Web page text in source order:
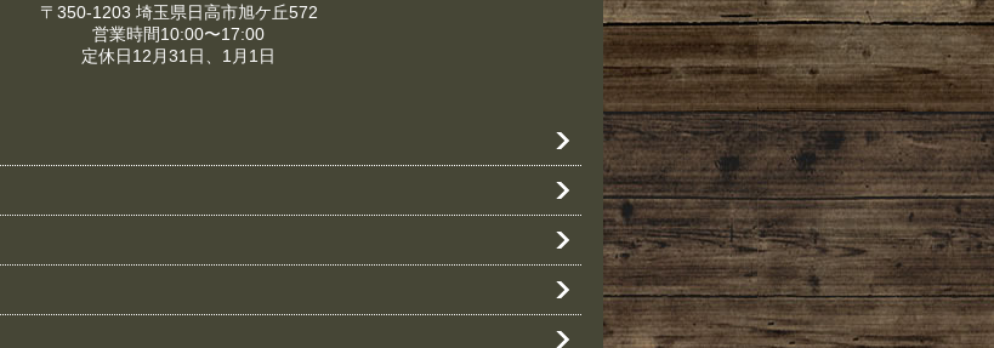
〒350-1203 埼玉県日高市旭ケ丘572
営業時間10:00〜17:00
定休日12月31日、1月1日